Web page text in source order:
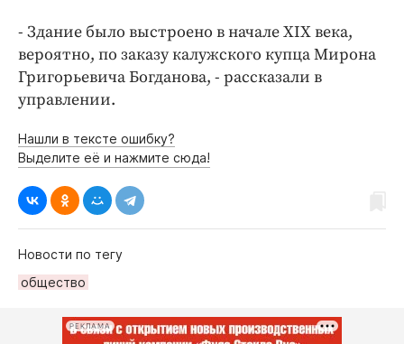
- Здание было выстроено в начале XIX века,
вероятно, по заказу калужского купца Мирона
Григорьевича Богданова, - рассказали в
управлении.
Нашли в тексте ошибку?
Выделите её и нажмите сюда!
Новости по тегу
общество
РЕКЛАМА